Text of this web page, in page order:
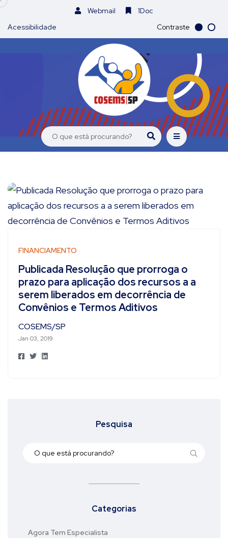
Webmail
1Doc
Acessibilidade
Contraste
FINANCIAMENTO
Publicada Resolução que prorroga o
prazo para aplicação dos recursos a a
serem liberados em decorrência de
Convênios e Termos Aditivos
COSEMS/SP
Jan 03, 2019
Pesquisa
Categorias
Agora Tem Especialista